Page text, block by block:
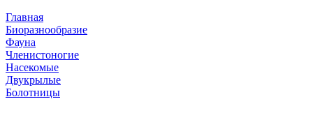
Главная
Биоразнообразие
Фауна
Членистоногие
Насекомые
Двукрылые
Болотницы